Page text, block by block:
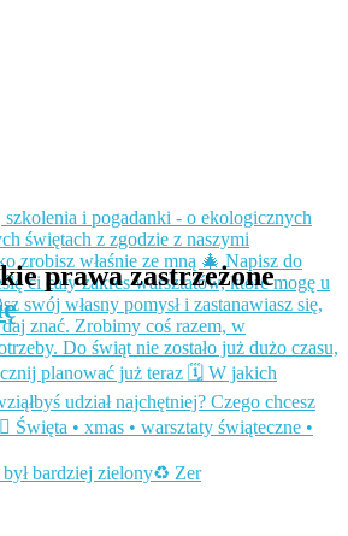
bardziej zielony♻️ Zer
prawa zastrzeżone